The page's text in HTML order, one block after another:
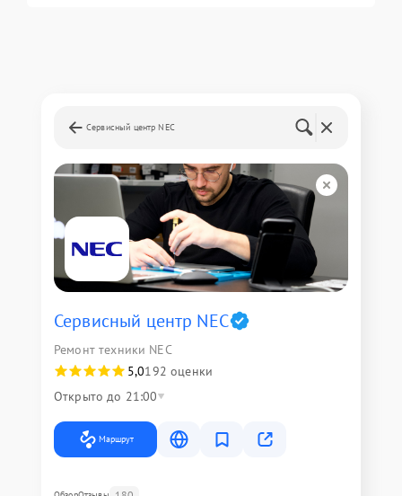
Сервисный центр NEC
Сервисный центр NEC
Ремонт техники NEC
5,0192 оценки
Открыто до 21:00
Маршрут